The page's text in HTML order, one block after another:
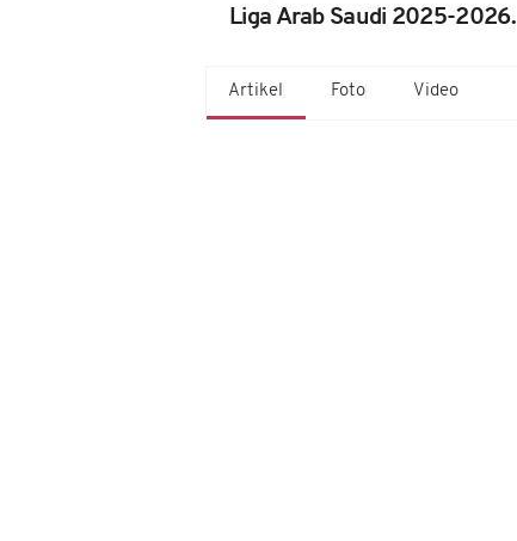
Liga Arab Saudi 2025-2026.
Artikel Foto Video